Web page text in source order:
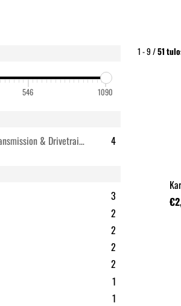
546 1090
Motor Vehicle Transmission & Drivetrain Parts 4
3
2
2
2
2
1
1
1 - 9 /51